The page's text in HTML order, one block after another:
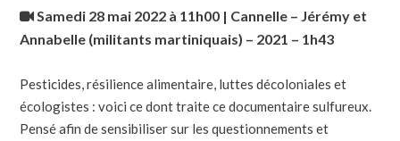
Samedi 28 mai 2022 à 11h00 | Cannelle – Jérémy et
Annabelle (militants martiniquais) – 2021 – 1h43
Pesticides, résilience alimentaire, luttes décoloniales et
écologistes : voici ce dont traite ce documentaire sulfureux.
Pensé afin de sensibiliser sur les questionnements et